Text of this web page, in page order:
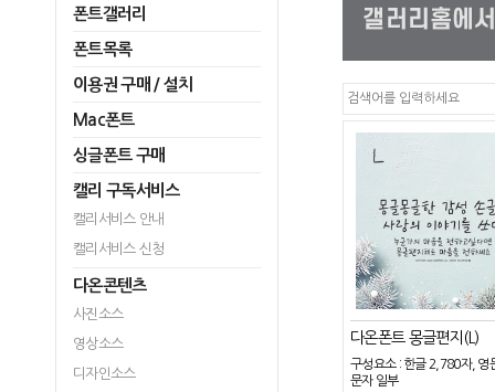
폰트갤러리
폰트목록
이용권 구매 / 설치
Mac폰트
싱글폰트 구매
캘리 구독서비스
캘리서비스 안내
캘리서비스 신청
다온콘텐츠
사진소스
영상소스
디자인소스
다온폰트 몽글편지(L)
구성요소 : 한글 2,780자, 영
문자 일부